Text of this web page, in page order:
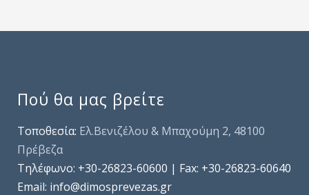
Πού θα μας βρείτε
Τοποθεσία: Ελ.Βενιζέλου & Μπαχούμη 2, 48100
Πρέβεζα
Τηλέφωνo: +30-26823-60600 | Fax: +30-26823-60640
Email: info@dimosprevezas.gr